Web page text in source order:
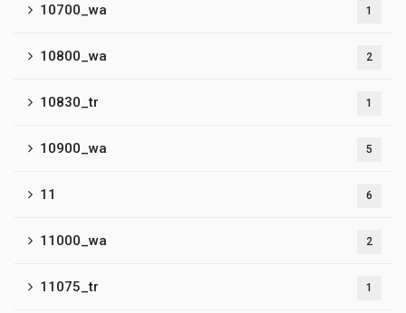
10700_wa 1
10800_wa 2
10830_tr 1
10900_wa 5
11 6
11000_wa 2
11075_tr 1